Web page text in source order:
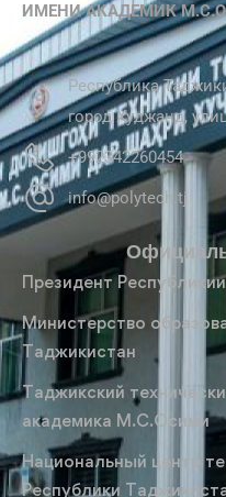
ИМЕНИ АКАДЕМИК
Республика
город Худжанд,
+992342260454
info@polytech.tj
Президент
Министерство
Таджикистан
Таджикский
академика М.С.Осими
Национальный центр
Республики